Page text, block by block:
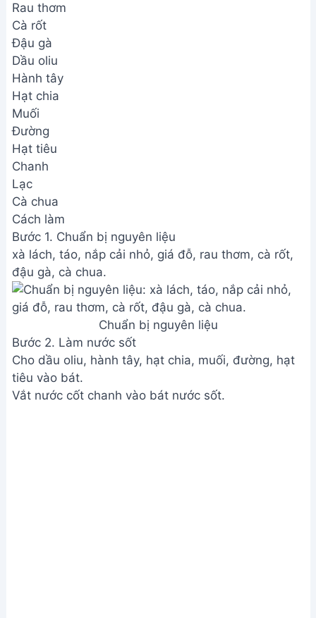
Rau thơm
Cà rốt
Đậu gà
Dầu oliu
Hành tây
Hạt chia
Muối
Đường
Hạt tiêu
Chanh
Lạc
Cà chua
Cách làm
Bước 1. Chuẩn bị nguyên liệu
xà lách, táo, nắp cải nhỏ, giá đỗ, rau thơm, cà rốt,
đậu gà, cà chua.
Chuẩn bị nguyên liệu
Bước 2. Làm nước sốt
Cho dầu oliu, hành tây, hạt chia, muối, đường, hạt
tiêu vào bát.
Vắt nước cốt chanh vào bát nước sốt.